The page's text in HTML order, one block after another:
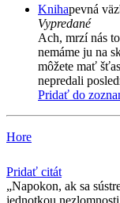
Knihapevná
Vypredané
Ach, mrzí nás
nemáme ju na
môžete mať
nepredali
Pridať do
Hore
Pridať citát
Napokon, ak sa